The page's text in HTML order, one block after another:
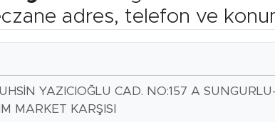
adres, telefon ve
YAZICIOĞLU CAD. NO:157 A
MARKET KARŞISI